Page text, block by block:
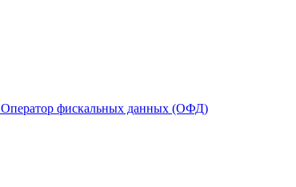
Оператор фискальных данных (ОФД)